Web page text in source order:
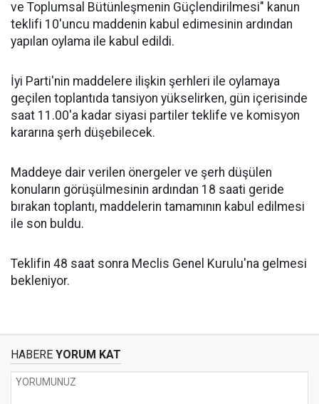
ve Toplumsal Bütünleşmenin Güçlendirilmesi" kanun
teklifi 10'uncu maddenin kabul edimesinin ardından
yapılan oylama ile kabul edildi.
İyi Parti'nin maddelere ilişkin şerhleri ile oylamaya
geçilen toplantıda tansiyon yükselirken, gün içerisinde
saat 11.00'a kadar siyasi partiler teklife ve komisyon
kararına şerh düşebilecek.
Maddeye dair verilen önergeler ve şerh düşülen
konuların görüşülmesinin ardından 18 saati geride
bırakan toplantı, maddelerin tamamının kabul edilmesi
ile son buldu.
Teklifin 48 saat sonra Meclis Genel Kurulu'na gelmesi
bekleniyor.
HABERE YORUM KAT